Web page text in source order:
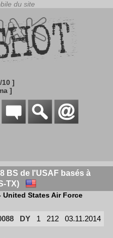
10 ]
]
BS de l'USAF basés à
TX)
States Air Force
DY 1 212 03.11.2014